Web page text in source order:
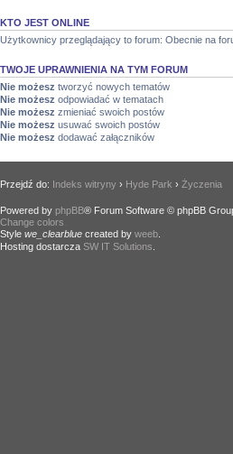
KTO JEST ONLINE
Użytkownicy przeglądający to forum: Obecnie na
TWOJE UPRAWNIENIA NA TYM FORUM
Nie możesz tworzyć nowych tematów
Nie możesz odpowiadać w tematach
Nie możesz zmieniać swoich postów
Nie możesz usuwać swoich postów
Nie możesz dodawać załączników
Przejdź do: Indeks witryny › Hyde Park › Życzenia
Powered by phpBB® Forum Software © phpBB
Change colors
Style we_clearblue created by weeb
Hosting dostarcza SW IT Solutions